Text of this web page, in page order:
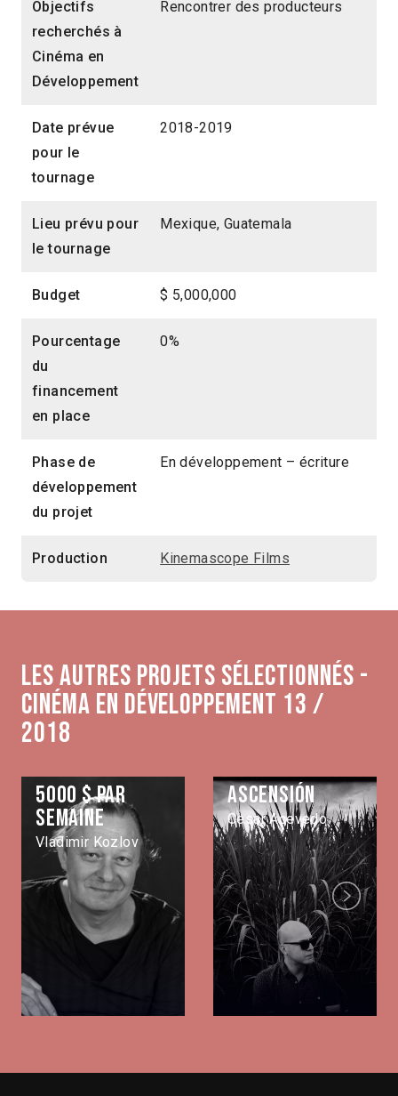
Objectifs
recherchés à
Cinéma en
Développement
Rencontrer des producteurs
Date prévue
pour le
tournage
2018-2019
Lieu prévu pour
le tournage
Mexique, Guatemala
Budget $ 5,000,000
Pourcentage
du
financement
en place
0%
Phase de
développement
du projet
En développement – écriture
Production Kinemascope Films
Les autres projets sélectionnés -
Cinéma en développement 13 /
2018
5000 $ par
semaine
Vladimir Kozlov
Ascensión
Cesar Acevedo
Next